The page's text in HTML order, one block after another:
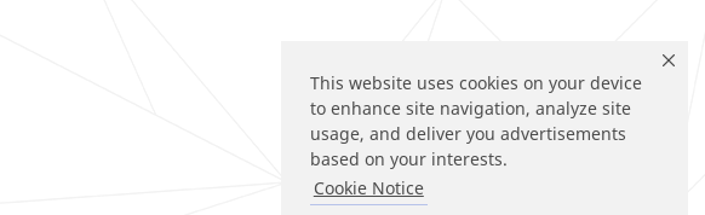
This website uses cookies on your device
to enhance site navigation, analyze site
usage, and deliver you advertisements
based on your interests.
Cookie Notice